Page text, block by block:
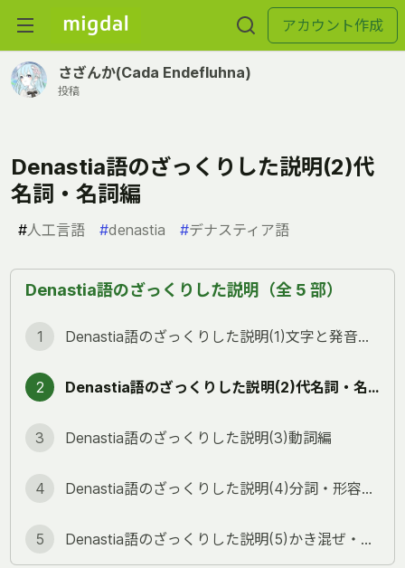
アカウント作成
さざんか(Cada Endefluhna)
投稿
Denastia語のざっくりした説明(2)代
名詞・名詞編
#人工言語 #denastia #デナスティア語
Denastia語のざっくりした説明（全 5 部）
1 Denastia語のざっくりした説明(1)文字と発音編(字数多いのの半分は付録のせい)
2 Denastia語のざっくりした説明(2)代名詞・名詞編
3 Denastia語のざっくりした説明(3)動詞編
4 Denastia語のざっくりした説明(4)分詞・形容詞・関係節編
5 Denastia語のざっくりした説明(5)かき混ぜ・疑問文・数詞編